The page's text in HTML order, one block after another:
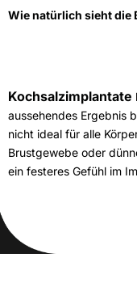
Wie natürlich sieht die
Kochsalzimplantate
aussehendes Ergebnis
nicht ideal für alle
Brustgewebe oder
ein festeres Gefühl im